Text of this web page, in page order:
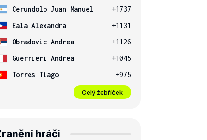
Cerundolo Juan Manuel
+1737
Eala Alexandra
+1131
Obradovic Andrea
+1126
Guerrieri Andrea
+1045
Torres Tiago
+975
Celý žebříček
hráči